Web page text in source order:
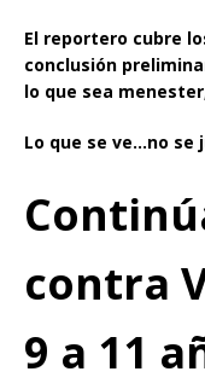
El reportero cubre
conclusión
lo que sea
Lo que se ve…no se
contra
9 a 11